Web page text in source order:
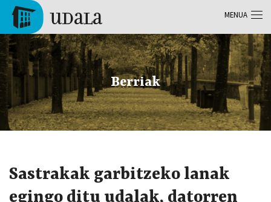
Skip to main content
Tolosa
Berriak
Sastrakak garbitzeko lanak
egingo ditu udalak, datorren
MENUA